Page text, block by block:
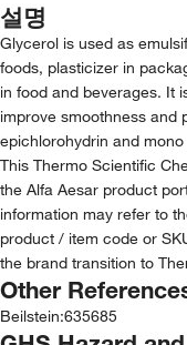
설명
Glycerol is used as
foods, plasticizer in
in food and beverages. It
improve smoothness and
epichlorohydrin and
This Thermo Scientific
the Alfa Aesar product
information may refer to
product / item code or
the brand transition to
Other
Beilstein:635685